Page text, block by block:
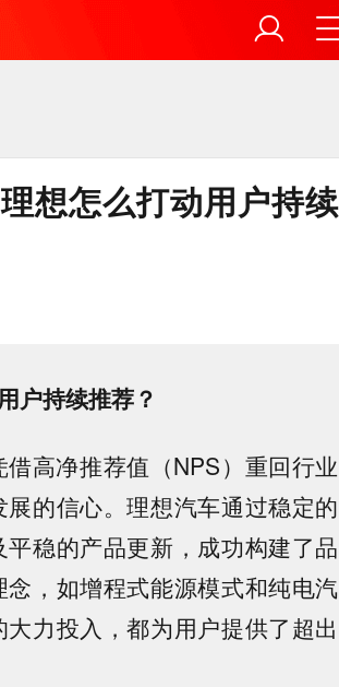
想怎么打动用户持续
户持续推荐？
高净推荐值（NPS）重回行业
的信心。理想汽车通过稳定的
稳的产品更新，成功构建了品
，如增程式能源模式和纯电汽
力投入，都为用户提供了超出